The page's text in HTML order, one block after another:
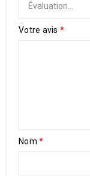
Votre avis *
Nom *